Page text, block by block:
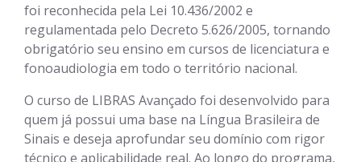
foi reconhecida pela Lei 10.436/2002 e
regulamentada pelo Decreto 5.626/2005, tornando
obrigatório seu ensino em cursos de licenciatura e
fonoaudiologia em todo o território nacional.
O curso de LIBRAS Avançado foi desenvolvido para
quem já possui uma base na Língua Brasileira de
Sinais e deseja aprofundar seu domínio com rigor
técnico e aplicabilidade real. Ao longo do programa,